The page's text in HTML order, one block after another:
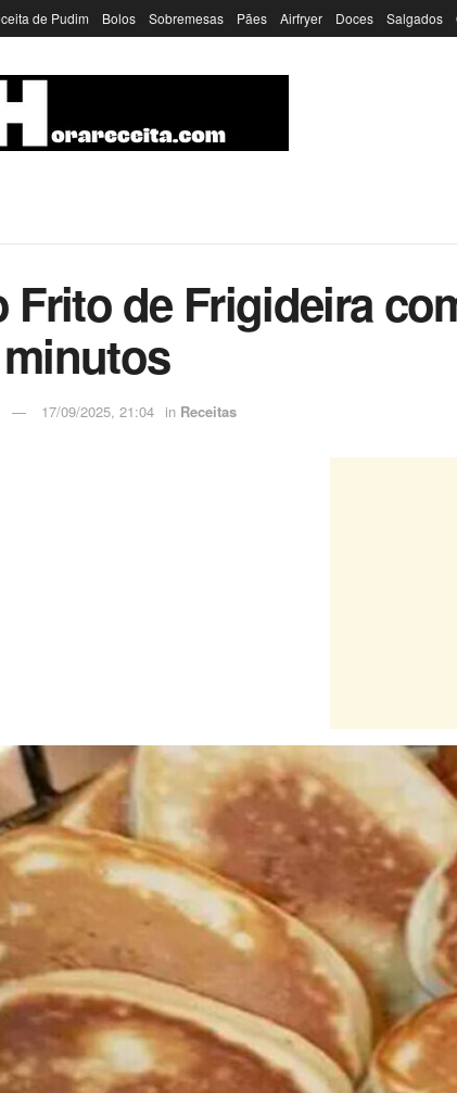
de Pudim Bolos Sobremesas Pães Airfryer Doces Salgados
Frito de Frigideira
17/09/2025, 21:04 in Receitas